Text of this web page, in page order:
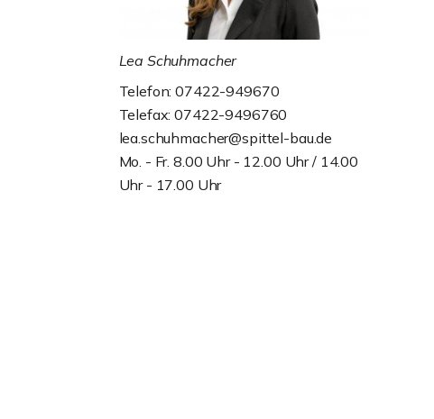
Lea Schuhmacher
Telefon: 07422-949670
Telefax: 07422-9496760
lea.schuhmacher@spittel-bau.de
Mo. - Fr. 8.00 Uhr - 12.00 Uhr / 14.00
Uhr - 17.00 Uhr